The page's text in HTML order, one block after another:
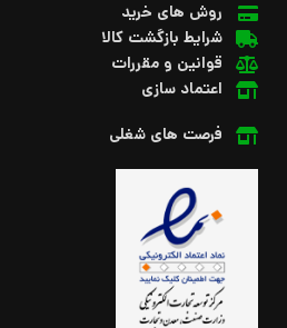
روش های خرید
شرایط بازگشت کالا
قوانین و مقررات
اعتماد سازی
فرصت های شغلی